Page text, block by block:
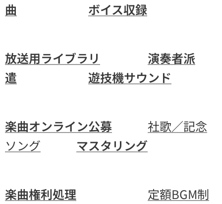
曲
ボイス収録
放送用ライブラリ
演奏者派
遣
遊技機サウンド
楽曲オンライン公募
社歌／記念
ソング
マスタリング
楽曲権利処理
定額BGM制